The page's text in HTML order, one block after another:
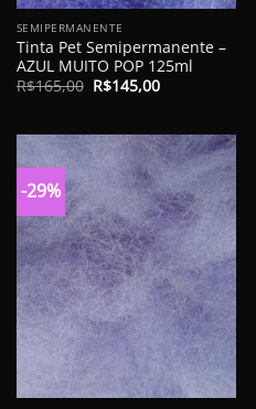
SEMIPERMANENTE
Tinta Pet Semipermanente –
AZUL MUITO POP 125ml
R$165,00 O
preço
R$165,00.
R$145,00O
preço
R$145,00.
-29%